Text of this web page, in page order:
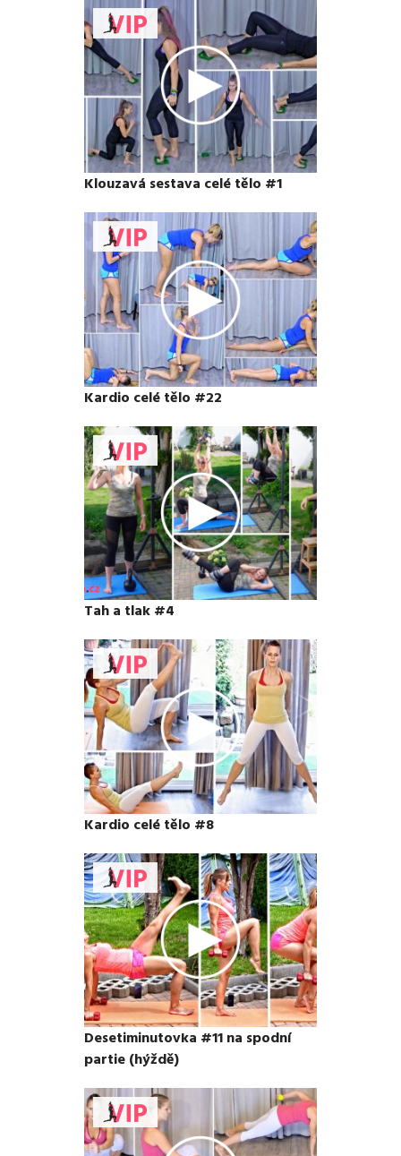
Klouzavá sestava celé tělo #1
Kardio celé tělo #22
Tah a tlak #4
Kardio celé tělo #8
Desetiminutovka #11 na spodní
partie (hýždě)